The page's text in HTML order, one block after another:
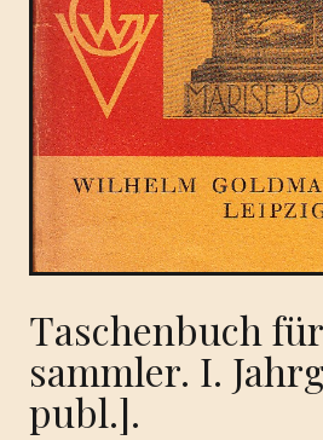
Taschenbuch
sammler. I.
publ.].